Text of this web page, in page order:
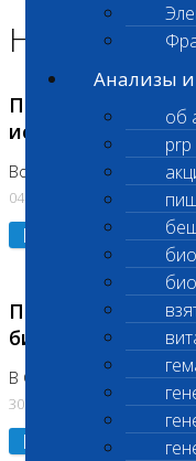
Анализы
об
prp
Новости
Приостановка
исследований
Во Владыкино
04.08.2026
Подробнее
Приостановлено
биохимических
В Сколково. Код
30.07.2026
Подробнее